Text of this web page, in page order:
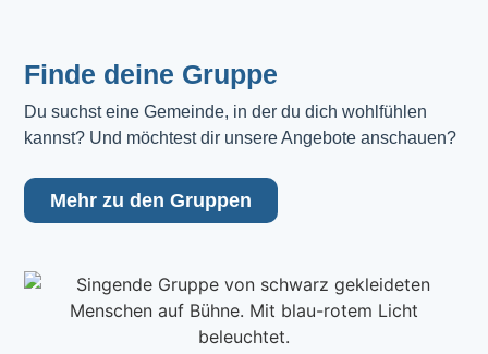
Finde deine Gruppe
Du suchst eine Gemeinde, in der du dich wohlfühlen
kannst? Und möchtest dir unsere Angebote anschauen?
Mehr zu den Gruppen